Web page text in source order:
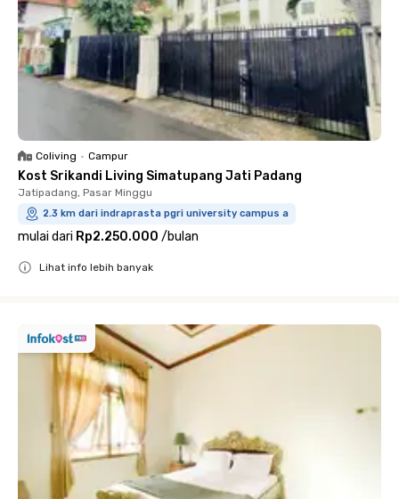
Coliving • Campur
Kost Srikandi Living Simatupang Jati Padang
Jatipadang, Pasar Minggu
2.3 km dari indraprasta pgri university campus a
mulai dari Rp2.250.000 /bulan
Lihat info lebih banyak